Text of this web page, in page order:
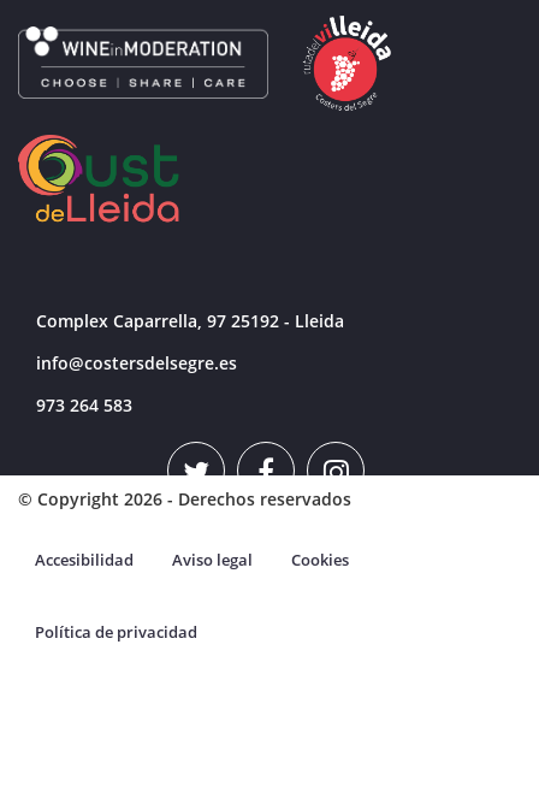
Complex Caparrella, 97 25192 - Lleida
info@costersdelsegre.es
973 264 583
© Copyright 2026 - Derechos reservados
Accesibilidad Aviso legal Cookies
Política de privacidad